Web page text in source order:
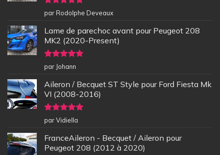
Note5sur
5
par Rodolphe Deveaux
Lame de parechoc avant pour Peugeot 208
MK2 (2020-Present)
Note5sur
5
par Johann
Aileron / Becquet ST Style pour Ford Fiesta Mk
VI (2008-2016)
Note5sur
5
par Vidiella
FranceAileron - Becquet / Aileron pour
Peugeot 208 (2012 à 2020)